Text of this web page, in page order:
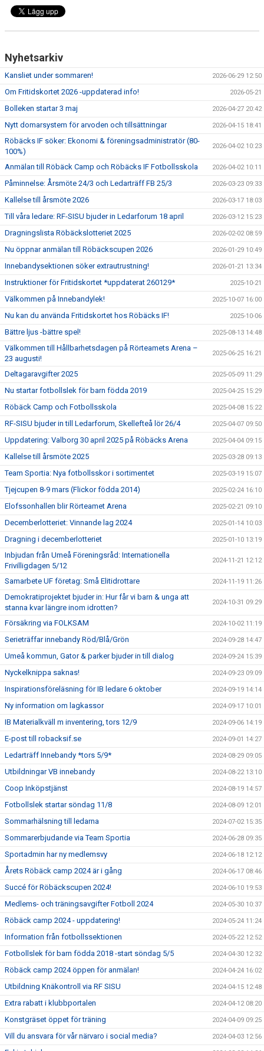
Nyhetsarkiv
Kansliet under sommaren! 2026-06-29 12:50
Om Fritidskortet 2026 -uppdaterad info! 2026-05-21
Bolleken startar 3 maj 2026-04-27 20:42
Nytt domarsystem för arvoden och tillsättningar 2026-04-15 18:41
Röbäcks IF söker: Ekonomi & föreningsadministratör (80-
100%)
2026-04-02 10:23
Anmälan till Röbäck Camp och Röbäcks IF Fotbollsskola 2026-04-02 10:11
Påminnelse: Årsmöte 24/3 och Ledarträff FB 25/3 2026-03-23 09:33
Kallelse till årsmöte 2026 2026-03-17 18:03
Till våra ledare: RF-SISU bjuder in Ledarforum 18 april 2026-03-12 15:23
Dragningslista Röbäckslotteriet 2025 2026-02-02 08:59
Nu öppnar anmälan till Röbäckscupen 2026 2026-01-29 10:49
Innebandysektionen söker extrautrustning! 2026-01-21 13:34
Instruktioner för Fritidskortet *uppdaterat 260129* 2025-10-21
Välkommen på Innebandylek! 2025-10-07 16:00
Nu kan du använda Fritidskortet hos Röbäcks IF! 2025-10-06
Bättre ljus -bättre spel! 2025-08-13 14:48
Välkommen till Hållbarhetsdagen på Rörteamets Arena –
23 augusti!
2025-06-25 16:21
Deltagaravgifter 2025 2025-05-09 11:29
Nu startar fotbollslek för barn födda 2019 2025-04-25 15:29
Röbäck Camp och Fotbollsskola 2025-04-08 15:22
RF-SISU bjuder in till Ledarforum, Skellefteå lör 26/4 2025-04-07 09:50
Uppdatering: Valborg 30 april 2025 på Röbäcks Arena 2025-04-04 09:15
Kallelse till årsmöte 2025 2025-03-28 09:13
Team Sportia: Nya fotbollsskor i sortimentet 2025-03-19 15:07
Tjejcupen 8-9 mars (Flickor födda 2014) 2025-02-24 16:10
Elofssonhallen blir Rörteamet Arena 2025-02-21 09:10
Decemberlotteriet: Vinnande lag 2024 2025-01-14 10:03
Dragning i decemberlotteriet 2025-01-10 13:19
Inbjudan från Umeå Föreningsråd: Internationella
Frivilligdagen 5/12
2024-11-21 12:12
Samarbete UF företag: Små Elitidrottare 2024-11-19 11:26
Demokratiprojektet bjuder in: Hur får vi barn & unga att
stanna kvar längre inom idrotten?
2024-10-31 09:29
Försäkring via FOLKSAM 2024-10-02 11:19
Serieträffar innebandy Röd/Blå/Grön 2024-09-28 14:47
Umeå kommun, Gator & parker bjuder in till dialog 2024-09-24 15:39
Nyckelknippa saknas! 2024-09-23 09:09
Inspirationsföreläsning för IB ledare 6 oktober 2024-09-19 14:14
Ny information om lagkassor 2024-09-17 10:01
IB Materialkväll m inventering, tors 12/9 2024-09-06 14:19
E-post till robacksif.se 2024-09-01 14:27
Ledarträff Innebandy *tors 5/9* 2024-08-29 09:05
Utbildningar VB innebandy 2024-08-22 13:10
Coop Inköpstjänst 2024-08-19 14:57
Fotbollslek startar söndag 11/8 2024-08-09 12:01
Sommarhälsning till ledarna 2024-07-02 15:35
Sommarerbjudande via Team Sportia 2024-06-28 09:35
Sportadmin har ny medlemsvy 2024-06-18 12:12
Årets Röbäck camp 2024 är i gång 2024-06-17 08:46
Succé för Röbäckscupen 2024! 2024-06-10 19:53
Medlems- och träningsavgifter Fotboll 2024 2024-05-30 10:37
Röbäck camp 2024 - uppdatering! 2024-05-24 11:24
Information från fotbollssektionen 2024-05-22 12:52
Fotbollslek för barn födda 2018 -start söndag 5/5 2024-04-30 12:32
Röbäck camp 2024 öppen för anmälan! 2024-04-24 16:02
Utbildning Knäkontroll via RF SISU 2024-04-15 12:48
Extra rabatt i klubbportalen 2024-04-12 08:20
Konstgräset öppet för träning 2024-04-09 09:25
Vill du ansvara för vår närvaro i social media? 2024-04-03 12:56